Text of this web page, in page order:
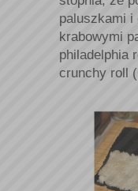
paluszkami i
krabowymi
philadelphia
crunchy roll